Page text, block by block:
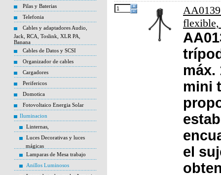
Pilas y Baterias
Telefonia
Cables y adaptadores Audio,
Jack, RCA, Toslink, XLR PA,
Banana
Cables de Datos y SCSI
Organizador de cables
Cargadores
Perifericos
Domotica
Fotovoltaico Energia Solar
Iluminacion
Linternas,
Luces Decorativas y luces
mágicas
Lamparas de Mesa trabajo
Anillos Luminosos
flexible,
máx.
mini
el